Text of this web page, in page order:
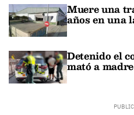
Muere una
años en una
Detenido el
mató a